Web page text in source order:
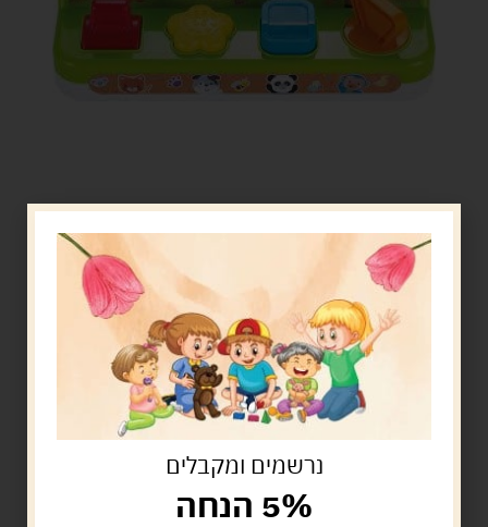
פישר פרייס פסנתר
האם התינוק שלכם אוהב מוסיקה? האם נעים לו לשמוע
נגינה של פסנתר? הכירו אתפישר פרייס פסנתר מוסיקלי
עם כרית תמיכה
. מתאים לתינוקות מגיל 0 ומעלה.
התינוק יכול להיתמך על ידי כרית התמיכה וללחוץ על
אחד משלושת הקלידים של הפסנתר- וזה ישמיע מוסיקה
במשך 10 דקות. מעולה לפיתוח השמיעה, התמיכה
בראש והחזקת הצוואר של התינוק, שיפור המוטוריקה
הגסה, וויסות תחושתי ומגע.
נרשמים ומקבלים
5% הנחה